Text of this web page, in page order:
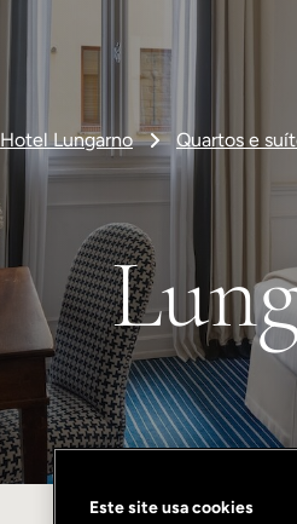
Hotel Lungarno Quartos e
Este site usa cookies